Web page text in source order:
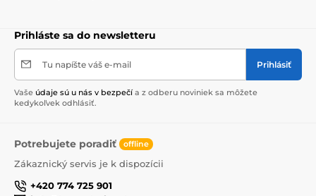
Prihláste sa do newsletteru
Tu napíšte váš e-mail Prihlásiť
Vaše údaje sú u nás v bezpečí a z odberu noviniek sa môžete
kedykoľvek odhlásiť.
Potrebujete poradiť offline
Zákaznický servis je k dispozícii
+420 774 725 901